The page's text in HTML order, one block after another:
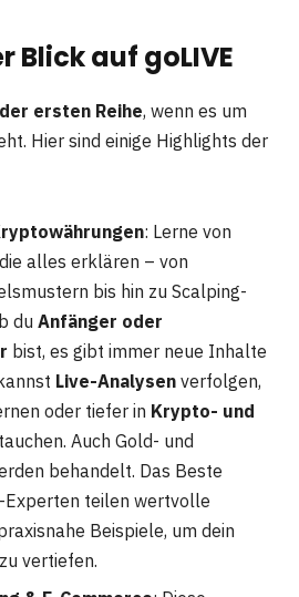
Blick auf goLIVE
ersten Reihe, wenn es um
Hier sind einige Highlights der
: Lerne von
alles erklären – von
bis hin zu Scalping-
du Anfänger oder
bist, es gibt immer neue Inhalte
Live-Analysen verfolgen,
oder tiefer in Krypto- und
Auch Gold- und
behandelt. Das Beste
Experten teilen wertvolle
Beispiele, um dein
vertiefen.